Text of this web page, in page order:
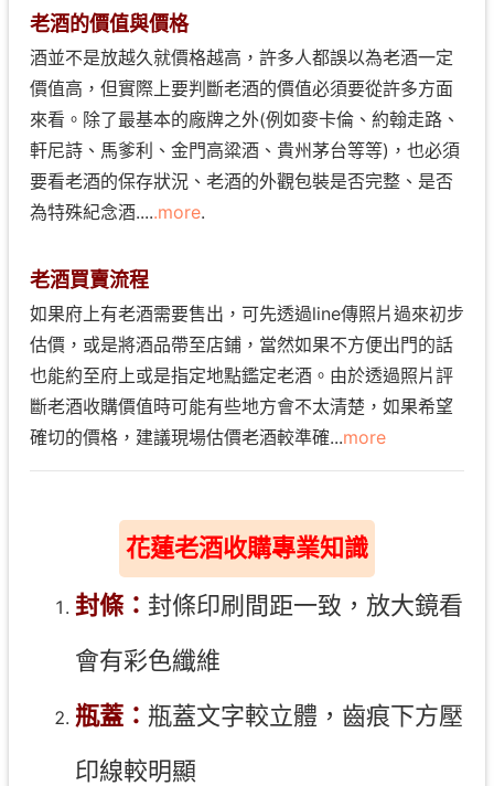
老酒的價值與價格
酒並不是放越久就價格越高，許多人都誤以為老酒一定
價值高，但實際上要判斷老酒的價值必須要從許多方面
來看。除了最基本的廠牌之外(例如麥卡倫、約翰走路、
軒尼詩、馬爹利、金門高粱酒、貴州茅台等等)，也必須
要看老酒的保存狀況、老酒的外觀包裝是否完整、是否
為特殊紀念酒.....more.
老酒買賣流程
如果府上有老酒需要售出，可先透過line傳照片過來初步
估價，或是將酒品帶至店鋪，當然如果不方便出門的話
也能約至府上或是指定地點鑑定老酒。由於透過照片評
斷老酒收購價值時可能有些地方會不太清楚，如果希望
確切的價格，建議現場估價老酒較準確...more
花蓮老酒收購專業知識
封條： 封條印刷間距一致，放大鏡看
會有彩色纖維
瓶蓋： 瓶蓋文字較立體，齒痕下方壓
印線較明顯